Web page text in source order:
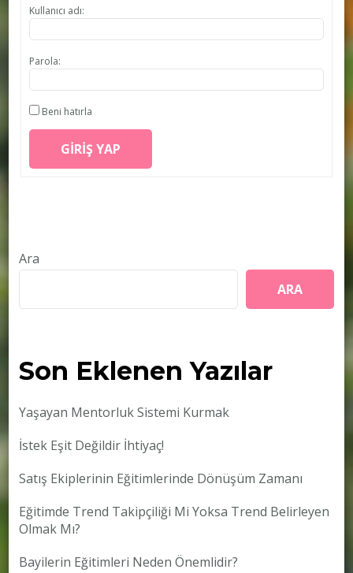
Kullanıcı adı:
Parola:
Beni hatırla
GIRIŞ YAP
Ara
ARA
Son Eklenen Yazılar
Yaşayan Mentorluk Sistemi Kurmak
İstek Eşit Değildir İhtiyaç!
Satış Ekiplerinin Eğitimlerinde Dönüşüm Zamanı
Eğitimde Trend Takipçiliği Mi Yoksa Trend Belirleyen
Olmak Mı?
Bayilerin Eğitimleri Neden Önemlidir?